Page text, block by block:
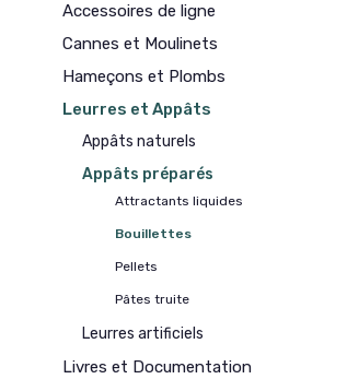
Accessoires de ligne
Cannes et Moulinets
Hameçons et Plombs
Leurres et Appâts
Appâts naturels
Appâts préparés
Attractants liquides
Bouillettes
Pellets
Pâtes truite
Leurres artificiels
Livres et Documentation